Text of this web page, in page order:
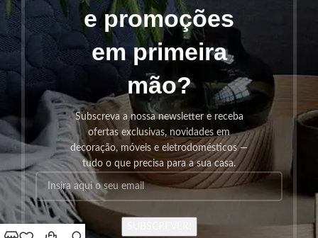
e promoções
em primeira
mão?
Subscreva a nossa newsletter e receba
ofertas exclusivas, novidades em
decoração, móveis e eletrodomésticos —
tudo o que precisa para a sua casa.